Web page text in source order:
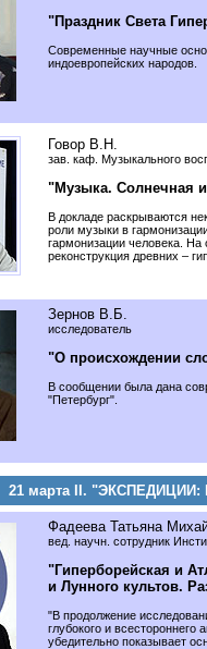
"Праздник Света
Cовременные научные
индоевропейских народов.
Говор В.Н.
зав. каф. Музыкального
"Музыка. Солнечная
В докладе раскрываются
роли музыки в
гармонизации человека.
реконструкция древних –
Зернов В.Б.
исследователь
"О происхождении
В сообщении была дана
"Петербург".
21 марта II.
Фадеева Татьяна
вед. научн. сотрудник
"Гиперборейская и
и Лунного культов.
"В продолжение
глубокого и
убедительно показывает